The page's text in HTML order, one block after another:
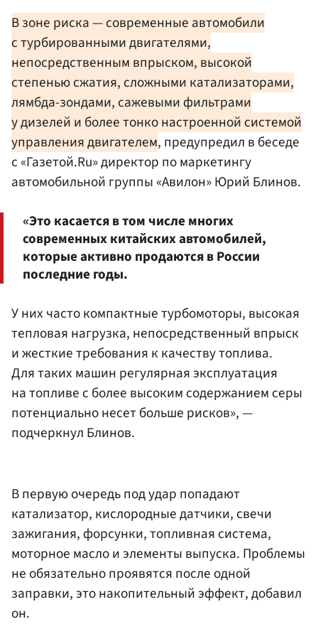
В зоне риска — современные автомобили
с турбированными двигателями,
непосредственным впрыском, высокой
степенью сжатия, сложными катализаторами,
лямбда-зондами, сажевыми фильтрами
у дизелей и более тонко настроенной системой
управления двигателем, предупредил в беседе
с «Газетой.Ru» директор по маркетингу
автомобильной группы «Авилон» Юрий Блинов.
«Это касается в том числе многих
современных китайских автомобилей,
которые активно продаются в России
последние годы.
У них часто компактные турбомоторы, высокая
тепловая нагрузка, непосредственный впрыск
и жесткие требования к качеству топлива.
Для таких машин регулярная эксплуатация
на топливе с более высоким содержанием серы
потенциально несет больше рисков», —
подчеркнул Блинов.
В первую очередь под удар попадают
катализатор, кислородные датчики, свечи
зажигания, форсунки, топливная система,
моторное масло и элементы выпуска. Проблемы
не обязательно проявятся после одной
заправки, это накопительный эффект, добавил
он.